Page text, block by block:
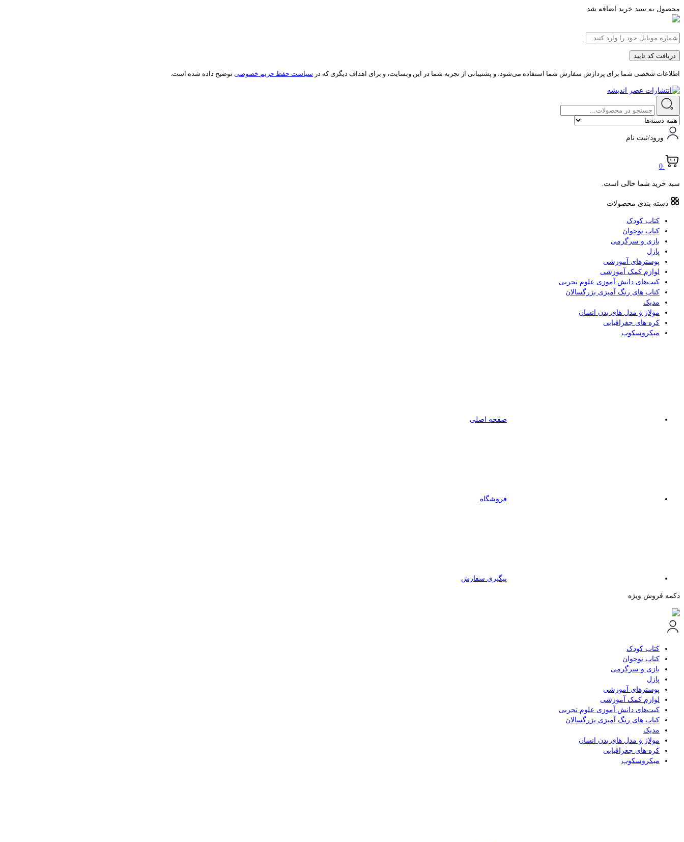
محصول به سبد خرید اضافه شد
دریافت کد تایید
اطلاعات شخصی شما برای پردازش سفارش شما استفاده می‌شود، و پشتیبانی از تجربه شما در این وبسایت، و برای اهداف دیگری که در سیاست حفظ حریم خصوصی توضیح داده شده است.
ورود/ثبت نام
0
سبد خرید شما خالی است.
دسته بندی محصولات
کتاب کودک
کتاب نوجوان
بازی و سرگرمی
پازل
پوسترهای آموزشی
لوازم کمک آموزشی
کیت‌های دانش آموزی علوم تجربی
کتاب های رنگ آمیزی بزرگسالان
مدیک
مولاژ و مدل های بدن انسان
کره های جغرافیایی
میکروسکوپ
صفحه اصلی
فروشگاه
پیگیری سفارش
دکمه فروش ویژه
کتاب کودک
کتاب نوجوان
بازی و سرگرمی
پازل
پوسترهای آموزشی
لوازم کمک آموزشی
کیت‌های دانش آموزی علوم تجربی
کتاب های رنگ آمیزی بزرگسالان
مدیک
مولاژ و مدل های بدن انسان
کره های جغرافیایی
میکروسکوپ